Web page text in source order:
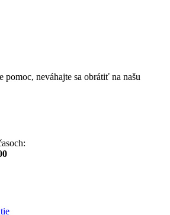
pomoc, neváhajte sa obrátiť na našu